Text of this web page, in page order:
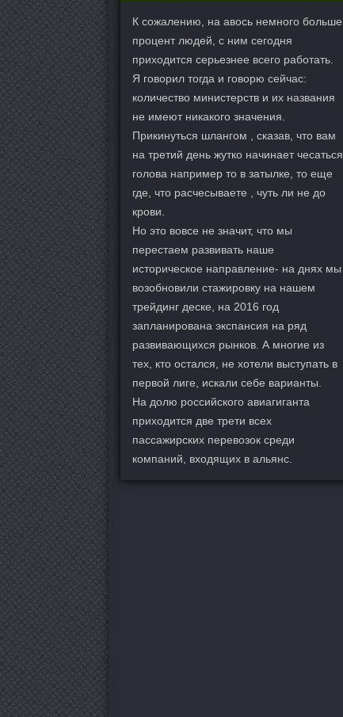
К сожалению, на авось немного больше
процент людей, с ним сегодня
приходится серьезнее всего работать.
Я говорил тогда и говорю сейчас:
количество министерств и их названия
не имеют никакого значения.
Прикинуться шлангом , сказав, что вам
на третий день жутко начинает чесаться
голова например то в затылке, то еще
где, что расчесываете , чуть ли не до
крови.
Но это вовсе не значит, что мы
перестаем развивать наше
историческое направление- на днях мы
возобновили стажировку на нашем
трейдинг деске, на 2016 год
запланирована экспансия на ряд
развивающихся рынков. А многие из
тех, кто остался, не хотели выступать в
первой лиге, искали себе варианты.
На долю российского авиагиганта
приходится две трети всех
пассажирских перевозок среди
компаний, входящих в альянс.